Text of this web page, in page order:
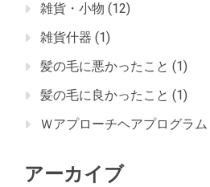
雑貨・小物 (12)
雑貨什器 (1)
髪の毛に悪かったこと (1)
髪の毛に良かったこと (1)
Ｗアプローチヘアプログラム
アーカイブ